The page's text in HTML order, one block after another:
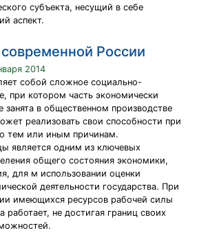
субъекта, несущий в себе
аспект.
России
2014
собой сложное социально-
при котором часть экономически
занята в общественном производстве
реализовать свои способности при
тем или иным причинам.
является одним из ключевых
общего состояния экономики,
для м использовании оценки
деятельности государства. При
имеющихся ресурсов рабочей силы
работает, не достигая границ своих